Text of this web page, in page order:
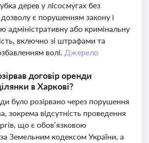
дерев у лісосмугах без
дозволу є порушенням закону і
адміністративну або кримінальну
включно зі штрафами та
волі. Джерело
договір оренди
в Харкові?
було розірвано через порушення
зокрема відсутність проведення
що є обов’язковою
Земельним кодексом України, а